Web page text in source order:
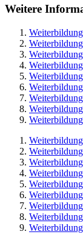
Weitere